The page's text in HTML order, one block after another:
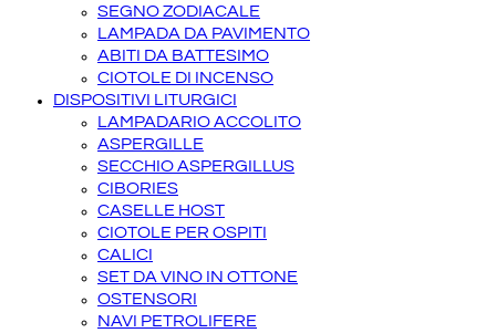
SEGNO ZODIACALE
LAMPADA DA PAVIMENTO
ABITI DA BATTESIMO
CIOTOLE DI INCENSO
DISPOSITIVI LITURGICI
LAMPADARIO ACCOLITO
ASPERGILLE
SECCHIO ASPERGILLUS
CIBORIES
CASELLE HOST
CIOTOLE PER OSPITI
CALICI
SET DA VINO IN OTTONE
OSTENSORI
NAVI PETROLIFERE